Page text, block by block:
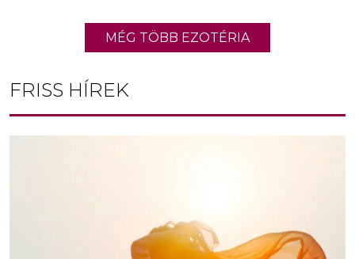
MÉG TÖBB EZOTÉRIA
FRISS HÍREK